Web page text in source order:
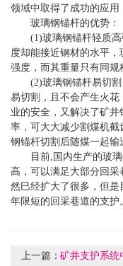
领域中取得了成功的应用
玻璃钢锚杆的优势：
(1)玻璃钢锚杆轻质
度却能接近钢材的水平
强度，而其重量只有同规
(2)玻璃钢锚杆易切
易切割，且不会产生火花
业的安全，又解决了矿
率，可大大减少割煤机
钢锚杆切割后随煤一起输
目前,国内生产的玻
高，可以满足大部分回采
然巳经扩大了很多，但
年限短的回采巷道的支护
上一篇：矿井支护系统